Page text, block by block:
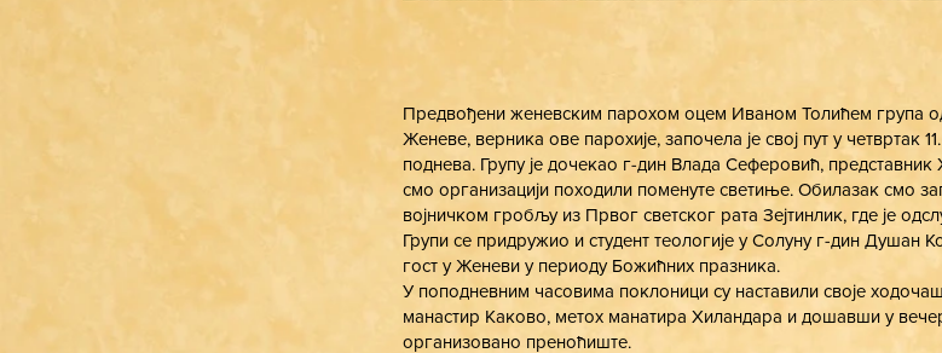
Предвођени женевским парохом оцем Иваном Толићем група
Женеве, верника ове парохије, започела је свој пут у четвртак
поднева. Групу је дочекао г-дин Влада Сеферовић, представник
смо организацији походили поменуте светиње. Обилазак смо
војничком гробљу из Првог светског рата Зејтинлик, где је
Групи се придружио и студент теологије у Солуну г-дин Душан
гост у Женеви у периоду Божићних празника.
У поподневним часовима поклоници су наставили своје
манастир Каково, метох манатира Хиландара и дошавши у
организовано преноћиште.